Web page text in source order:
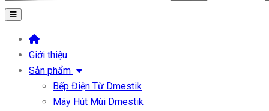
Giới thiệu
Sản phẩm
Bếp Điện Từ Dmestik
Máy Hút Mùi Dmestik